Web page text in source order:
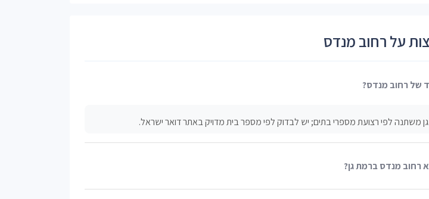
על רחוב מנדס
של רחוב מנדס?
משתנה לפי רצועת מספרי בתים; יש לבדוק לפי מספר בית מדויק באתר דואר ישראל.
רחוב מנדס ברמת גן?